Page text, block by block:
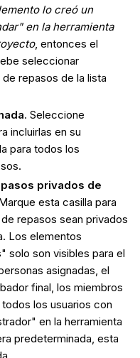
lo creó un
en la herramienta
, entonces el
seleccionar
repasos de la lista
. Seleccione
incluirlas en su
para todos los
privados de
esta casilla para
repasos sean privados
Los elementos
solo son visibles para el
asignadas, el
final, los miembros
los usuarios con
en la herramienta
predeterminada, esta